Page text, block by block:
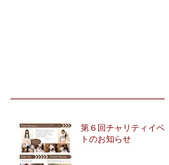
第６回チャリティイベン
トのお知らせ